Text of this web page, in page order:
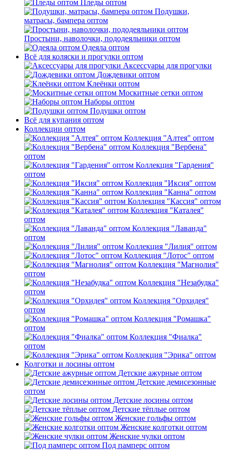
Пледы оптом
Подушки,
матрасы, бампера оптом
Простыни, наволочки, пододеяльники оптом
Одеяла оптом
Всё для коляски и прогулки оптом
Аксессуары для прогулки
Дождевики оптом
Клеёнки оптом
Москитные сетки оптом
Наборы оптом
Подушки оптом
Всё для купания оптом
Коллекции оптом
Коллекция "Алтея" оптом
Коллекция "Вербена"
оптом
Коллекция "Гардения"
оптом
Коллекция "Иксия" оптом
Коллекция "Канна" оптом
Коллекция "Кассия" оптом
Коллекция "Каталея"
оптом
Коллекция "Лаванда"
оптом
Коллекция "Лилия" оптом
Коллекция "Лотос" оптом
Коллекция "Магнолия"
оптом
Коллекция "Незабудка"
оптом
Коллекция "Орхидея"
оптом
Коллекция "Ромашка"
оптом
Коллекция "Фиалка"
оптом
Коллекция "Эрика" оптом
Колготки и лосины оптом
Детские ажурные оптом
Детские демисезонные
оптом
Детские лосины оптом
Детские тёплые оптом
Женские гольфы оптом
Женские колготки оптом
Женские чулки оптом
Под памперс оптом